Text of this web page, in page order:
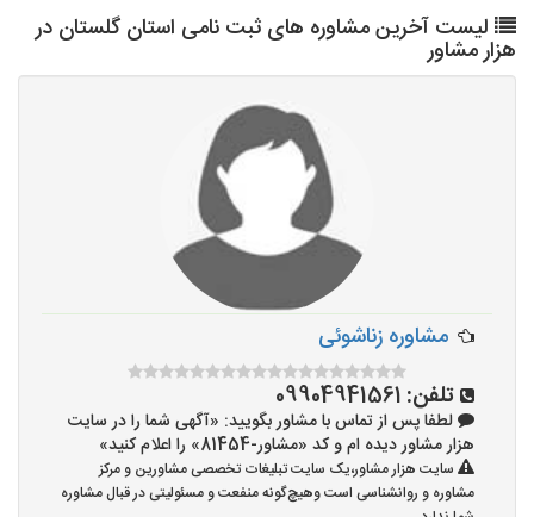
لیست آخرین مشاوره های ثبت نامی استان گلستان در
هزار مشاور
مشاوره زناشوئی
تلفن: 09904941561
لطفا پس از تماس با مشاور بگویید: «آگهی شما را در سایت
هزار مشاور دیده ام و کد «مشاور-81454» را اعلام کنید»
سایت هزار مشاور،یک سایت تبلیغات تخصصی مشاورین و مرکز
مشاوره و روانشناسی است وهیچ‌گونه منفعت و مسئولیتی در قبال مشاوره